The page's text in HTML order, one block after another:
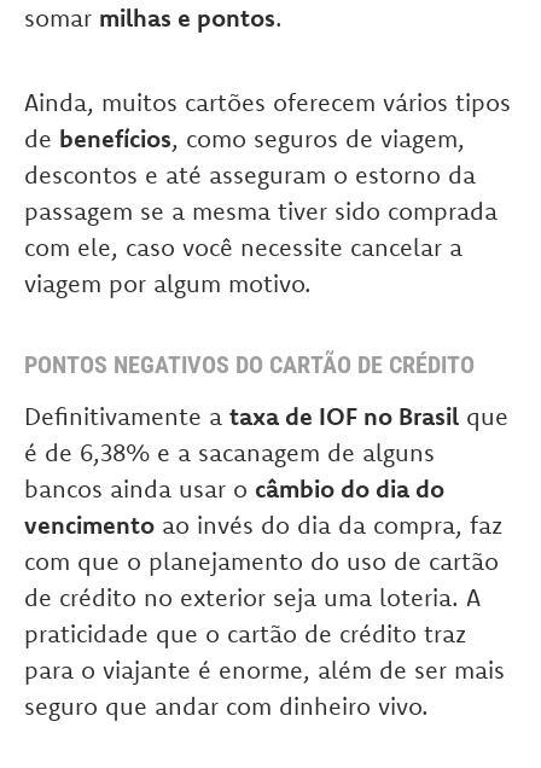
somar milhas e pontos.
Ainda, muitos cartões oferecem vários tipos
de benefícios, como seguros de viagem,
descontos e até asseguram o estorno da
passagem se a mesma tiver sido comprada
com ele, caso você necessite cancelar a
viagem por algum motivo.
PONTOS NEGATIVOS DO CARTÃO DE CRÉDITO
Definitivamente a taxa de IOF no Brasil que
é de 6,38% e a sacanagem de alguns
bancos ainda usar o câmbio do dia do
vencimento ao invés do dia da compra, faz
com que o planejamento do uso de cartão
de crédito no exterior seja uma loteria. A
praticidade que o cartão de crédito traz
para o viajante é enorme, além de ser mais
seguro que andar com dinheiro vivo.